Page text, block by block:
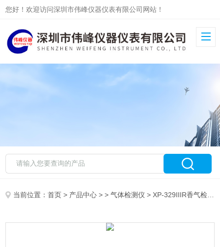
您好！欢迎访问深圳市伟峰仪器仪表有限公司网站！
当前位置：首页 > 产品中心 > >气体检测仪 > XP-329IIIR香气检测仪、臭气检测仪